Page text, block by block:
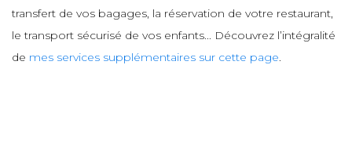
transfert de vos bagages, la réservation de votre restaurant,
le transport sécurisé de vos enfants... Découvrez l’intégralité
de mes services supplémentaires sur cette page.